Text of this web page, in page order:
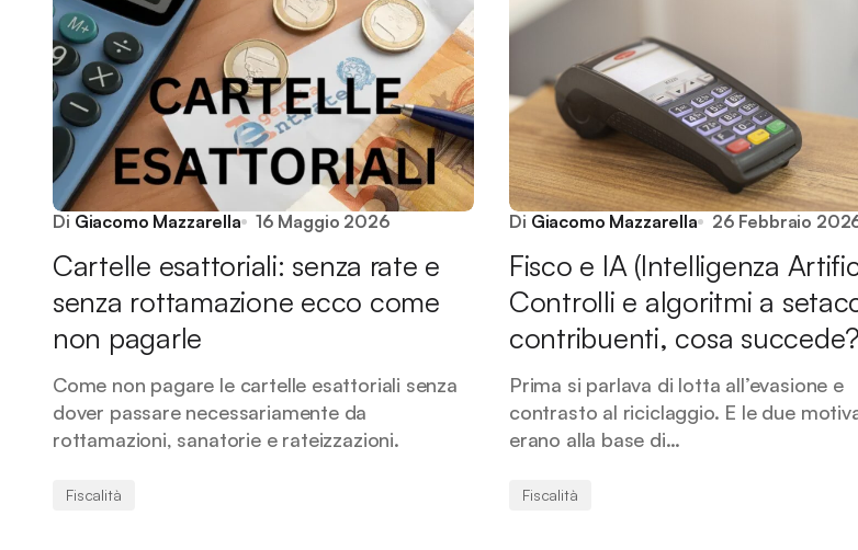
Di Giacomo Mazzarella 16 Maggio 2026
Cartelle esattoriali: senza rate e
senza rottamazione ecco come
non pagarle
Come non pagare le cartelle esattoriali senza
dover passare necessariamente da
rottamazioni, sanatorie e rateizzazioni.
Fiscalità
Di Giacomo Mazzarella 26 Febbraio
Fisco e IA (Intelligenza
Controlli e algoritmi a
contribuenti, cosa succede?
Prima si parlava di lotta all’evasione e
contrasto al riciclaggio. E le due
erano alla base di…
Fiscalità